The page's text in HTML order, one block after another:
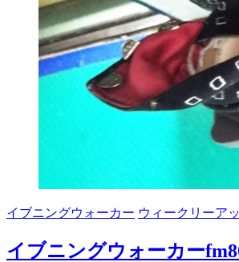
イブニングウォーカー ウィークリーア
イブニングウォーカー